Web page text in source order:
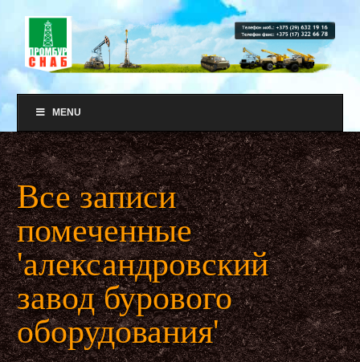
MENU
Все записи
помеченные
'александровский
завод бурового
оборудования'